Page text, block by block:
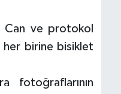
Can ve protokol
her birine bisiklet
fotoğraflarının